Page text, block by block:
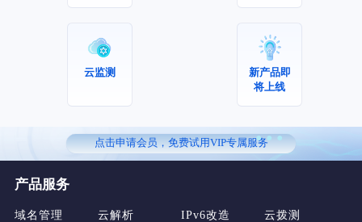
云监测
新产品即
将上线
...
点击申请会员，免费试用VIP专属服务
产品服务
域名管理 云解析 IPv6改造
云拨测